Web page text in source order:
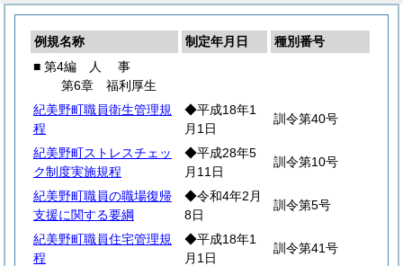
例規名称 制定年月日
種別番号
■ 第4編
人 事
第6章 福利厚生
紀美野町職員衛生管理規
程
◆平成18年1
月1日
訓令第40号
紀美野町ストレスチェッ
ク制度実施規程
◆平成28年5
月11日
訓令第10号
紀美野町職員の職場復帰
支援に関する要綱
◆令和4年2月
8日
訓令第5号
紀美野町職員住宅管理規
程
◆平成18年1
月1日
訓令第41号